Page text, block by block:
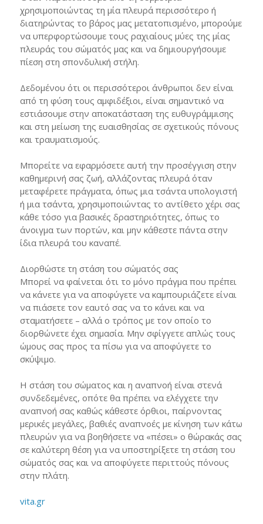
χρησιμοποιώντας τη μία πλευρά περισσότερο ή
διατηρώντας το βάρος μας μετατοπισμένο, μπορούμε
να υπερφορτώσουμε τους ραχιαίους μύες της μίας
πλευράς του σώματός μας και να δημιουργήσουμε
πίεση στη σπονδυλική στήλη.
Δεδομένου ότι οι περισσότεροι άνθρωποι δεν είναι
από τη φύση τους αμφιδέξιοι, είναι σημαντικό να
εστιάσουμε στην αποκατάσταση της ευθυγράμμισης
και στη μείωση της ευαισθησίας σε σχετικούς πόνους
και τραυματισμούς.
Μπορείτε να εφαρμόσετε αυτή την προσέγγιση στην
καθημερινή σας ζωή, αλλάζοντας πλευρά όταν
μεταφέρετε πράγματα, όπως μια τσάντα υπολογιστή
ή μια τσάντα, χρησιμοποιώντας το αντίθετο χέρι σας
κάθε τόσο για βασικές δραστηριότητες, όπως το
άνοιγμα των πορτών, και μην κάθεστε πάντα στην
ίδια πλευρά του καναπέ.
Διορθώστε τη στάση του σώματός σας
Μπορεί να φαίνεται ότι το μόνο πράγμα που πρέπει
να κάνετε για να αποφύγετε να καμπουριάζετε είναι
να πιάσετε τον εαυτό σας να το κάνει και να
σταματήσετε – αλλά ο τρόπος με τον οποίο το
διορθώνετε έχει σημασία. Μην σφίγγετε απλώς τους
ώμους σας προς τα πίσω για να αποφύγετε το
σκύψιμο.
Η στάση του σώματος και η αναπνοή είναι στενά
συνδεδεμένες, οπότε θα πρέπει να ελέγχετε την
αναπνοή σας καθώς κάθεστε όρθιοι, παίρνοντας
μερικές μεγάλες, βαθιές αναπνοές με κίνηση των κάτω
πλευρών για να βοηθήσετε να «πέσει» ο θώρακάς σας
σε καλύτερη θέση για να υποστηρίξετε τη στάση του
σώματός σας και να αποφύγετε περιττούς πόνους
στην πλάτη.
vita.gr